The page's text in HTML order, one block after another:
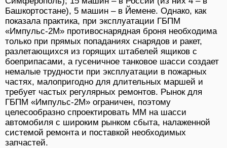
Башкортостане), 5 машин – в Йемене. Однако, как
показала практика, при эксплуатации ГБПМ
«Импульс-2М» противоснарядная броня необходима
только при прямых попаданиях снарядов и ракет,
разлетающихся из горящих штабелей ящиков с
боеприпасами, а гусеничное танковое шасси создает
немалые трудности при эксплуатации в пожарных
частях, малопригодно для длительных маршей и
требует частых регулярных ремонтов. Рынок для
ГБПМ «Импульс-2М» ограничен, поэтому
целесообразно спроектировать ММ на шасси
автомобиля с широким рынком сбыта, налаженной
системой ремонта и поставкой необходимых
запчастей.